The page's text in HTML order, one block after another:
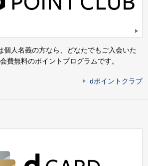
個人名義の方なら、どなたでもご入会いた
費無料のポイントプログラムです。
dポイントクラブ